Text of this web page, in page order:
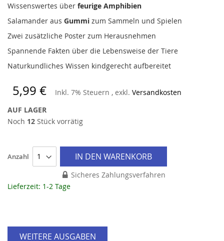
Wissenswertes über feurige Amphibien
Salamander aus Gummi zum Sammeln und Spielen
Zwei zusätzliche Poster zum Herausnehmen
Spannende Fakten über die Lebensweise der Tiere
Naturkundliches Wissen kindgerecht aufbereitet
5,99 € Inkl. 7% Steuern , exkl. Versandkosten
AUF LAGER
Noch 12 Stück vorrätig
Anzahl IN DEN WARENKORB
Sicheres Zahlungsverfahren
Lieferzeit: 1-2 Tage
WEITERE AUSGABEN